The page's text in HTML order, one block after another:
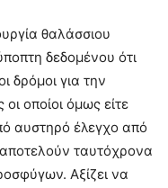
θαλάσσιου
δεδομένου ότι
δρόμοι για την
οποίοι όμως είτε
αυστηρό έλεγχο από
ταυτόχρονα
Αξίζει να